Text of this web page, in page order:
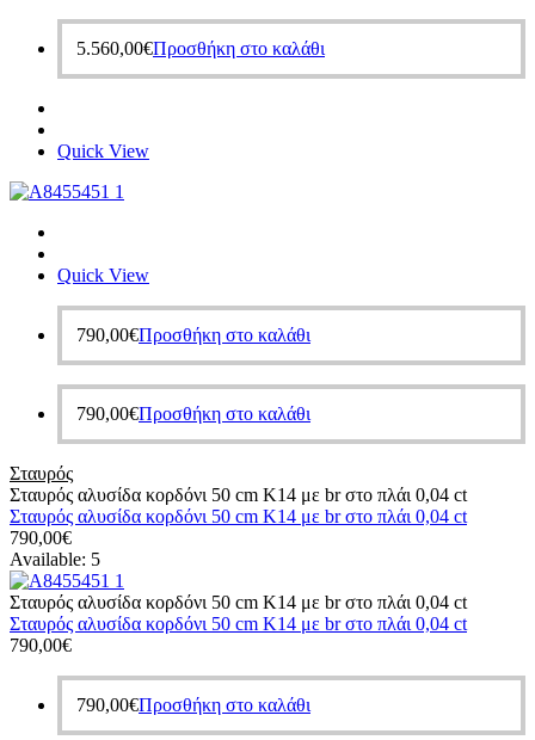
5.560,00€Προσθήκη στο καλάθι
Quick View
Quick View
790,00€Προσθήκη στο καλάθι
790,00€Προσθήκη στο καλάθι
Σταυρός
Σταυρός αλυσίδα κορδόνι 50 cm Κ14 με br στο πλάι 0,04 ct
Σταυρός αλυσίδα κορδόνι 50 cm Κ14 με br στο πλάι 0,04 ct
790,00€
Available: 5
Σταυρός αλυσίδα κορδόνι 50 cm Κ14 με br στο πλάι 0,04 ct
Σταυρός αλυσίδα κορδόνι 50 cm Κ14 με br στο πλάι 0,04 ct
790,00€
790,00€Προσθήκη στο καλάθι